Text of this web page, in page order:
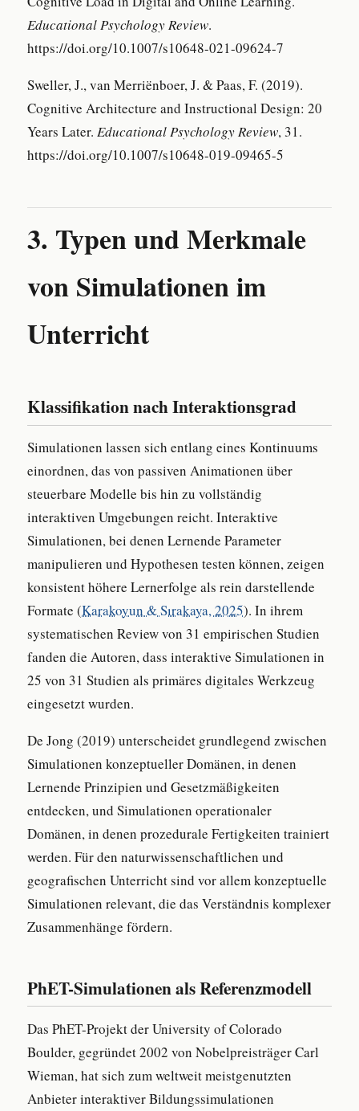
Educational Psychology Review.
https://doi.org/10.1007/s10648-021-09624-7
Sweller, J., van Merriënboer, J. & Paas, F. (2019).
Cognitive Architecture and Instructional Design: 20
Years Later. Educational Psychology Review, 31.
https://doi.org/10.1007/s10648-019-09465-5
3. Typen und Merkmale
von Simulationen im
Unterricht
Klassifikation nach Interaktionsgrad
Simulationen lassen sich entlang eines Kontinuums
einordnen, das von passiven Animationen über
steuerbare Modelle bis hin zu vollständig
interaktiven Umgebungen reicht. Interaktive
Simulationen, bei denen Lernende Parameter
manipulieren und Hypothesen testen können, zeigen
konsistent höhere Lernerfolge als rein darstellende
Formate (Karakoyun & Sırakaya, 2025). In ihrem
systematischen Review von 31 empirischen Studien
fanden die Autoren, dass interaktive Simulationen in
25 von 31 Studien als primäres digitales Werkzeug
eingesetzt wurden.
De Jong (2019) unterscheidet grundlegend zwischen
Simulationen konzeptueller Domänen, in denen
Lernende Prinzipien und Gesetzmäßigkeiten
entdecken, und Simulationen operationaler
Domänen, in denen prozedurale Fertigkeiten trainiert
werden. Für den naturwissenschaftlichen und
geografischen Unterricht sind vor allem konzeptuelle
Simulationen relevant, die das Verständnis komplexer
Zusammenhänge fördern.
PhET-Simulationen als Referenzmodell
Das PhET-Projekt der University of Colorado
Boulder, gegründet 2002 von Nobelpreisträger Carl
Wieman, hat sich zum weltweit meistgenutzten
Anbieter interaktiver Bildungssimulationen